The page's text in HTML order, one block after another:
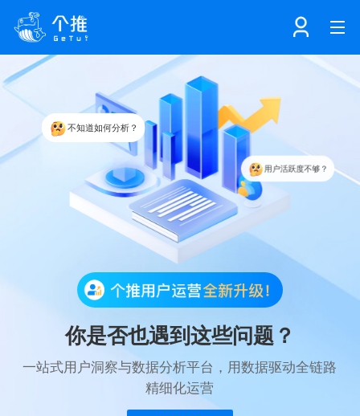
首页
产品
个知·智能工作站
个知·智能运营AIBI
消息推送
个知·智能工作站
互联网增长
SDK下载
文档中心
个推学堂
注册 登录
不知道如何分析？
活动效果差？ 用户活跃度不够？
你是否也遇到这些问题？
一站式用户洞察与数据分析平台，用数据驱动全链路
精细化运营